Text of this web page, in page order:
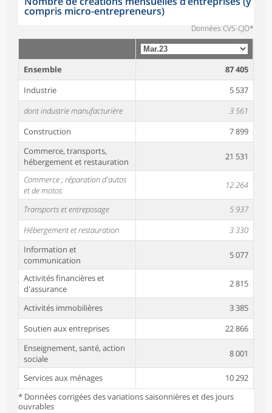
compris micro-entrepreneurs)
Données CVS-CJO*
Ensemble
87 405
Industrie
5 537
dont industrie manufacturière
3 561
Construction
7 899
Commerce, transports,
hébergement et restauration
21 531
Commerce ; réparation d'autos
et de motos
12 264
Transports et entreposage
5 937
Hébergement et restauration
3 330
Information et
communication
5 077
Activités financières et
d'assurance
2 815
Activités immobilières
3 385
Soutien aux entreprises
22 866
Enseignement, santé, action
sociale
8 001
Services aux ménages
10 292
* Données corrigées des variations saisonnières et des jours
ouvrables